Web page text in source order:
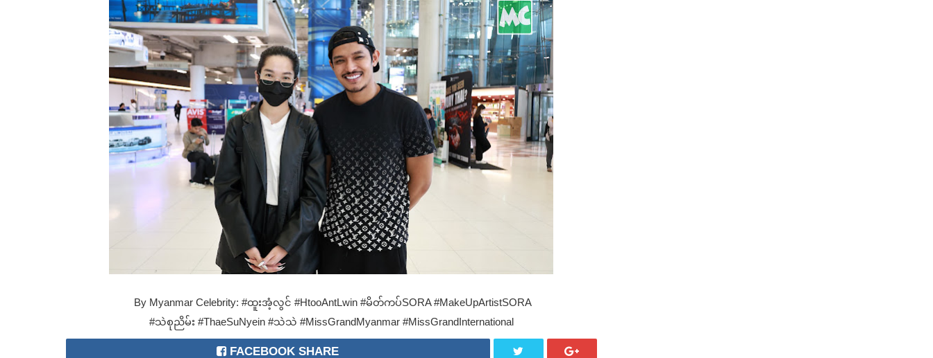
By Myanmar Celebrity: #ထူးအံ့လွင် #HtooAntLwin #မိတ်ကပ်SORA #MakeUpArtistSORA
#သဲစုညိမ်း #ThaeSuNyein #သဲသဲ #MissGrandMyanmar #MissGrandInternational
FACEBOOK SHARE